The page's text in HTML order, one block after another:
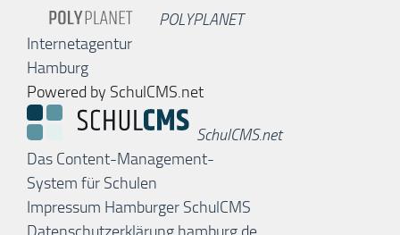
POLYPLANET
Internetagentur
Hamburg
Powered by SchulCMS.net
SchulCMS.net
Das Content-Management-
System für Schulen
Impressum Hamburger SchulCMS